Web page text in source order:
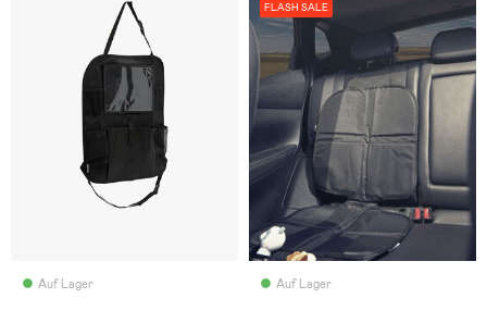
Auf Lager
FLASH SALE
Auf Lager